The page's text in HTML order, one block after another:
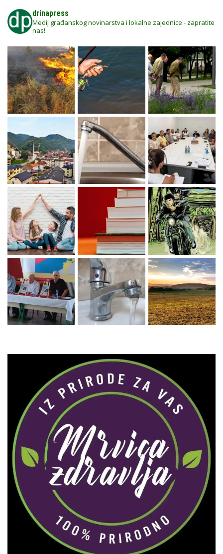
drinapress
Medij građanskog novinarstva i lokalne zajednice - zapratite
nas!